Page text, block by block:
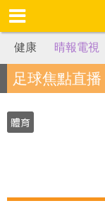
健康 晴報電視
足球焦點直播
體育